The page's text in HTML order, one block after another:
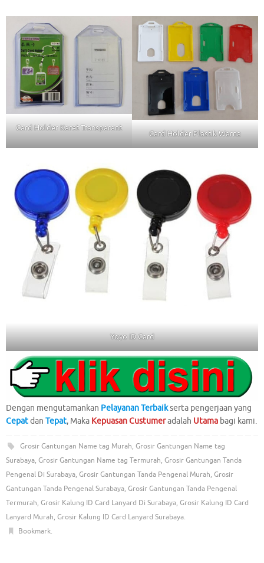
Card Holder Karet Transparant
Card Holder Plastik Warna
Yoyo ID Card
Dengan mengutamankan Pelayanan Terbaikserta pengerjaan yang
Cepatdan Tepat, Maka Kepuasan Custumeradalah Utama bagi kami.
Grosir Gantungan Name tag Murah, Grosir Gantungan Name tag
Surabaya, Grosir Gantungan Name tag Termurah, Grosir Gantungan Tanda
Pengenal Di Surabaya, Grosir Gantungan Tanda Pengenal Murah, Grosir
Gantungan Tanda Pengenal Surabaya, Grosir Gantungan Tanda Pengenal
Termurah, Grosir Kalung ID Card Lanyard Di Surabaya, Grosir Kalung ID Card
Lanyard Murah, Grosir Kalung ID Card Lanyard Surabaya.
Bookmark.